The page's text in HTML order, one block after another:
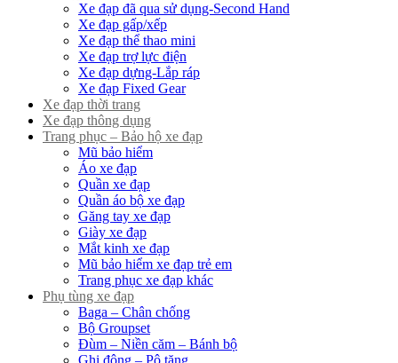
Xe đạp đã qua sử dụng-Second Hand
Xe đạp gấp/xếp
Xe đạp thể thao mini
Xe đạp trợ lực điện
Xe đạp dựng-Lắp ráp
Xe đạp Fixed Gear
Xe đạp thời trang
Xe đạp thông dụng
Trang phục – Bảo hộ xe đạp
Mũ bảo hiểm
Áo xe đạp
Quần xe đạp
Quần áo bộ xe đạp
Găng tay xe đạp
Giày xe đạp
Mắt kinh xe đạp
Mũ bảo hiểm xe đạp trẻ em
Trang phục xe đạp khác
Phụ tùng xe đạp
Baga – Chân chống
Bộ Groupset
Đùm – Niền căm – Bánh bộ
Ghi đông – Pô tăng